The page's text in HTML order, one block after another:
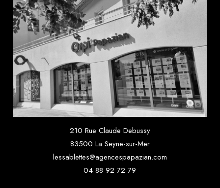
210 Rue Claude Debussy
83500 La Seyne-sur-Mer
lessablettes@agencespapazian.com
04 88 92 72 79